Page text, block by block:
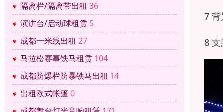
隔离栏/隔离带出租 36
演讲台/启动球租赁 5
成都一米线出租 27
马拉松赛事铁马租赁 104
成都防爆栏防暴铁马出租 14
出租欧式帐篷 0
7 背
8